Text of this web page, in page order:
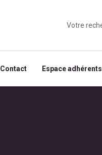
Contact Espace adhérents